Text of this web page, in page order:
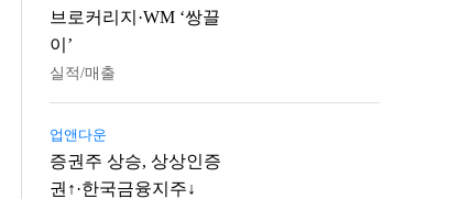
브로커리지·WM ‘쌍끌
이’
실적/매출
업앤다운
증권주 상승, 상상인증
권↑·한국금융지주↓